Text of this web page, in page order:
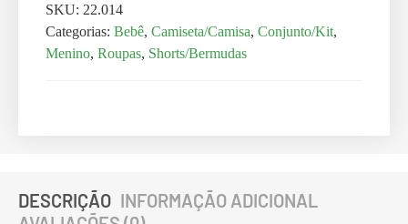
SKU: 22.014
Categorias: Bebê, Camiseta/Camisa, Conjunto/Kit,
Menino, Roupas, Shorts/Bermudas
DESCRIÇÃO INFORMAÇÃO ADICIONAL